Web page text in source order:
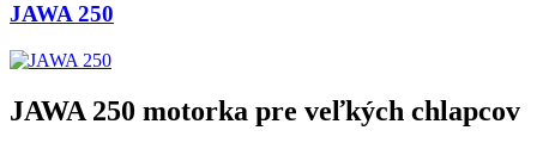
JAWA 250
JAWA 250 motorka pre veľkých chlapcov